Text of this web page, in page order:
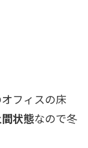
フィスの床
状態なので冬